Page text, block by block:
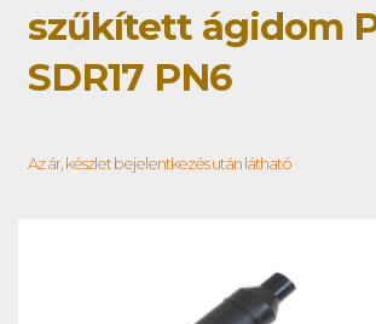
szűkített ágidom
SDR17 PN6
Az ár, készlet bejelentkezés után látható